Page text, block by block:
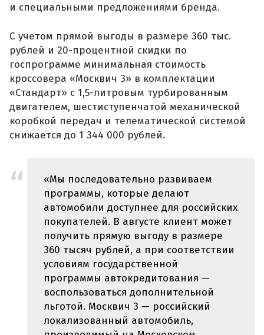
и специальными предложениями бренда.
С учетом прямой выгоды в размере 360 тыс.
рублей и 20-процентной скидки по
госпрограмме минимальная стоимость
кроссовера «Москвич 3» в комплектации
«Стандарт» с 1,5-литровым турбированным
двигателем, шестиступенчатой механической
коробкой передач и телематической системой
снижается до 1 344 000 рублей.
«Мы последовательно развиваем
программы, которые делают
автомобили доступнее для российских
покупателей. В августе клиент может
получить прямую выгоду в размере
360 тысяч рублей, а при соответствии
условиям государственной
программы автокредитования —
воспользоваться дополнительной
льготой. Москвич 3 — российский
локализованный автомобиль,